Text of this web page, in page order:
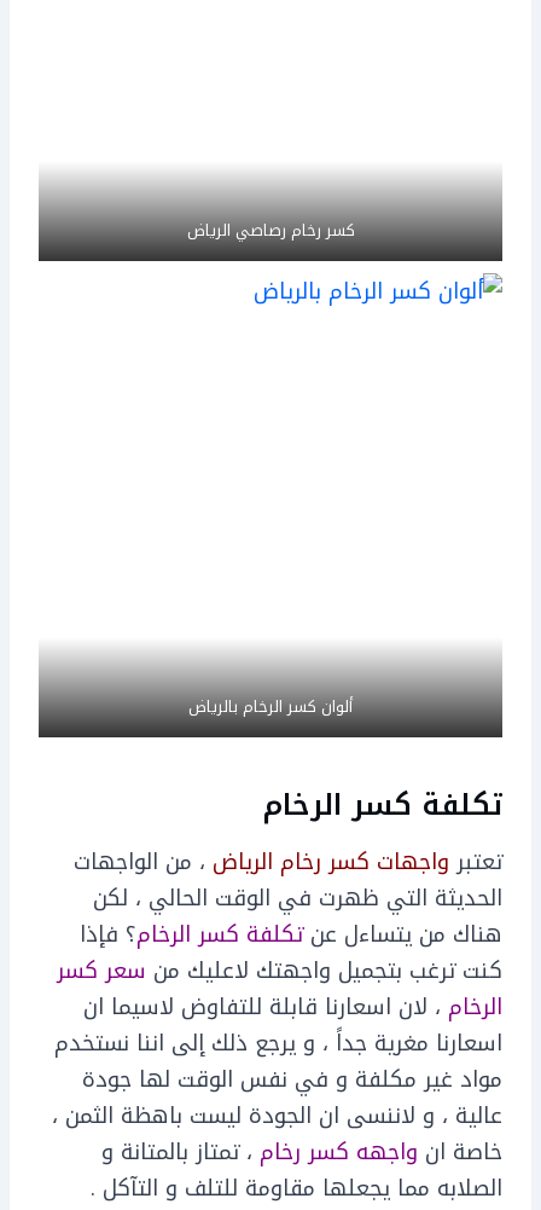
كسر رخام رصاصي الرياض
ألوان كسر الرخام بالرياض
تكلفة كسر الرخام
تعتبر واجهات كسر رخام الرياض ، من الواجهات
الحديثة التي ظهرت في الوقت الحالي ، لكن
هناك من يتساءل عنتكلفة كسر الرخام؟ فإذا
كنت ترغب بتجميل واجهتك لاعليك من سعر كسر
الرخام ، لان اسعارنا قابلة للتفاوض لاسيما ان
اسعارنا مغرية جداً ، و يرجع ذلك إلى اننا نستخدم
مواد غير مكلفة و في نفس الوقت لها جودة
عالية ، و لاننسى ان الجودة ليست باهظة الثمن ،
خاصة ان واجهه كسر رخام ، تمتاز بالمتانة و
الصلابه مما يجعلها مقاومة للتلف و التآكل .